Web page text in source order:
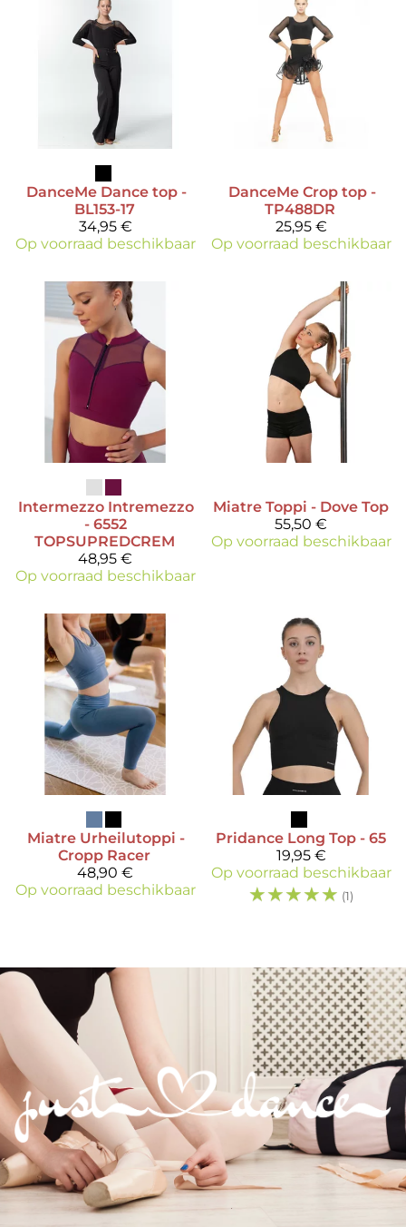
DanceMe Dance top -
BL153-17
34,95 €
Op voorraad beschikbaar
DanceMe Crop top -
TP488DR
25,95 €
Op voorraad beschikbaar
Intermezzo Intremezzo
- 6552
TOPSUPREDCREM
48,95 €
Op voorraad beschikbaar
Miatre Toppi - Dove Top
55,50 €
Op voorraad beschikbaar
Miatre Urheilutoppi -
Cropp Racer
48,90 €
Op voorraad beschikbaar
Pridance Long Top - 65
19,95 €
Op voorraad beschikbaar
☆☆☆☆☆ (1)